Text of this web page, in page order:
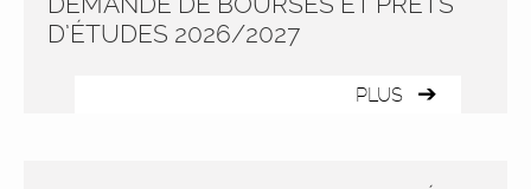
D’ÉTUDES 2026/2027
PLUS